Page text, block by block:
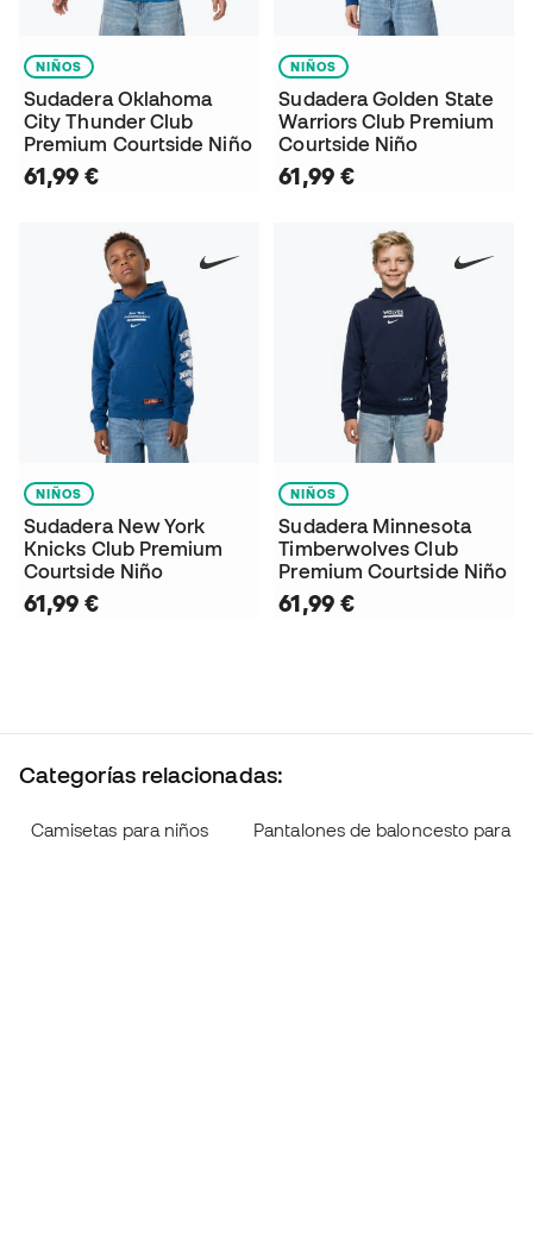
NIÑOS
Sudadera Oklahoma
City Thunder Club
Premium Courtside Niño
61,99 €
NIÑOS
Sudadera Golden State
Warriors Club Premium
Courtside Niño
61,99 €
NIÑOS
Sudadera New York
Knicks Club Premium
Courtside Niño
61,99 €
NIÑOS
Sudadera Minnesota
Timberwolves Club
Premium Courtside Niño
61,99 €
Categorías relacionadas:
Camisetas para niños Pantalones de baloncesto para